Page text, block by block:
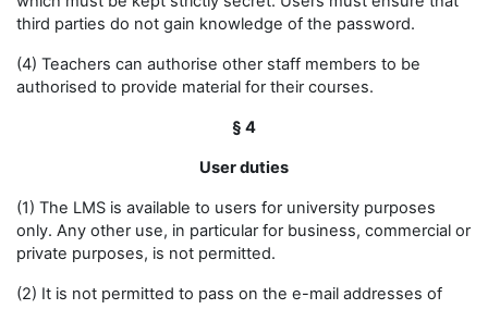
third parties do not gain knowledge of the password.
(4) Teachers can authorise other staff members to be
authorised to provide material for their courses.
§ 4
User duties
(1) The LMS is available to users for university purposes
only. Any other use, in particular for business, commercial or
private purposes, is not permitted.
(2) It is not permitted to pass on the e-mail addresses of